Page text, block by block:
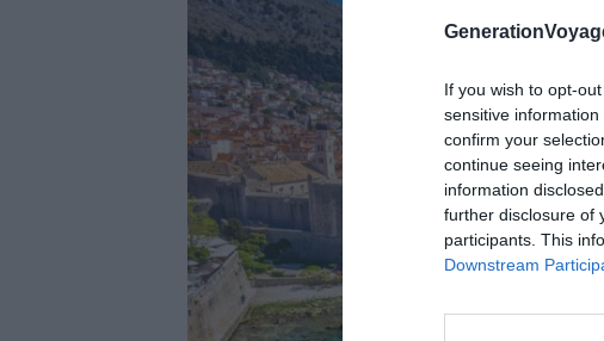
If you wish to opt-
sensitive
confirm your
continue seeing
information
further disclosure of
participants. This
Downstream